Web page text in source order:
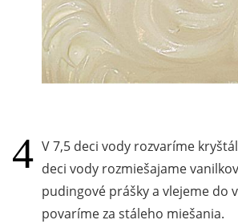
V 7,5 deci vody rozvaríme
deci vody rozmiešajame
pudingové prášky a vlejeme do
povaríme za stáleho miešania.